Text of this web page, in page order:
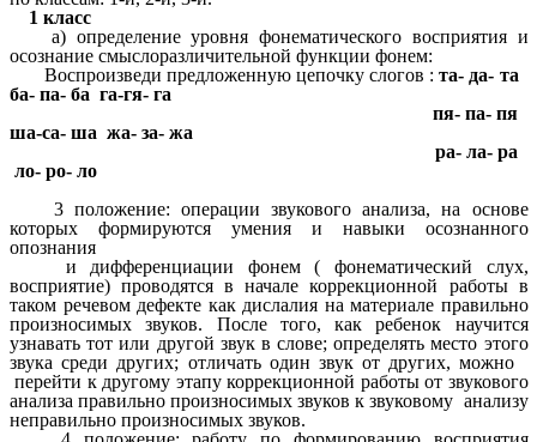
1 класс
а) определение уровня фонематического восприятия и
осознание смыслоразличительной функции фонем:
Воспроизведи предложенную цепочку слогов :та- да- та
ба- па- ба га-гя- га
пя- па- пя
ша-са- ша жа- за- жа
ра- ла- ра
ло- ро- ло
3 положение: операции звукового анализа, на основе
которых формируются умения и навыки осознанного
опознания
и дифференциации фонем ( фонематический слух,
восприятие) проводятся в начале коррекционной работы в
таком речевом дефекте как дислалия на материале правильно
произносимых звуков. После того, как ребенок научится
узнавать тот или другой звук в слове; определять место этого
звука среди других; отличать один звук от других, можно
перейти к другому этапу коррекционной работы от звукового
анализа правильно произносимых звуков к звуковому анализу
неправильно произносимых звуков.